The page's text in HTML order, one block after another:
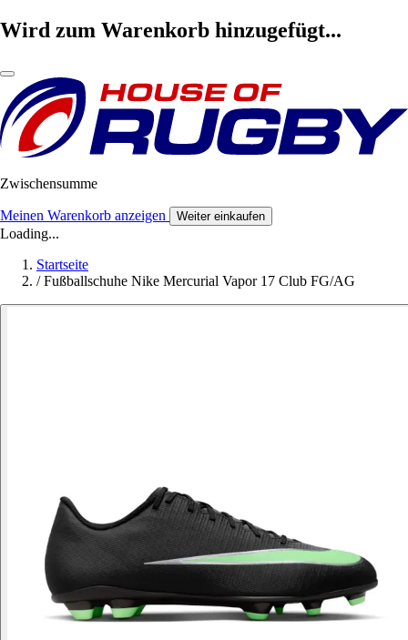
Wird zum Warenkorb hinzugefügt...
Zwischensumme
Meinen Warenkorb anzeigen Weiter einkaufen
Loading...
Startseite
/ Fußballschuhe Nike Mercurial Vapor 17 Club FG/AG